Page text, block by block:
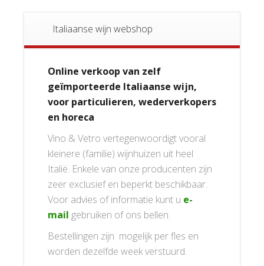
Italiaanse wijn webshop
Online verkoop van zelf
geïmporteerde Italiaanse wijn,
voor particulieren, wederverkopers
en horeca
Vino & Vetro vertegenwoordigt vooral
kleinere (familie) wijnhuizen uit heel
Italië. Enkele van onze producenten zijn
zeer exclusief en beperkt beschikbaar.
Voor advies of informatie kunt u e-
mail gebruiken of ons bellen.
Bestellingen zijn mogelijk per fles en
worden dezelfde week verstuurd.